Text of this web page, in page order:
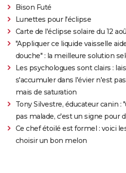
Bison Futé
Lunettes pour l'éclipse
Carte de l'éclipse solaire du 12
"Appliquer ce liquide vaisselle
douche" : la meilleure solution
Les psychologues sont clairs :
s'accumuler dans l'évier n'est
mais de saturation
Tony Silvestre, éducateur canin
pas malade, c'est un signe pour
Ce chef étoilé est formel : voici
choisir un bon melon